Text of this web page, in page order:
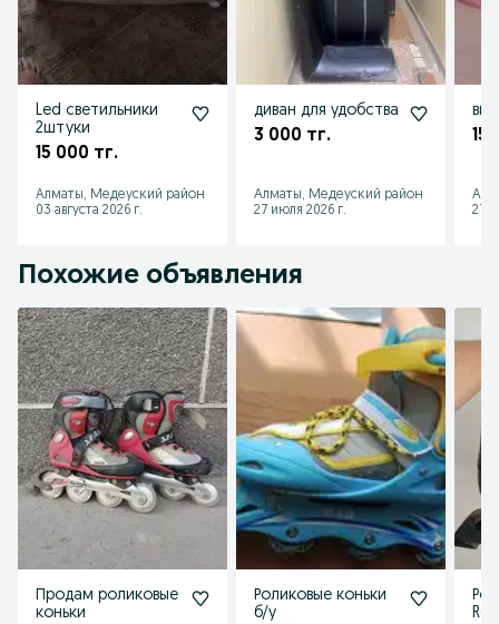
Led светильники
2штуки
15 000 тг.
Алматы, Медеуский район
03 августа 2026 г.
диван для удобства
3 000 тг.
Алматы, Медеуский район
27 июля 2026 г.
15
27
Похожие объявления
Продам роликовые
коньки
Роликовые коньки
б/у